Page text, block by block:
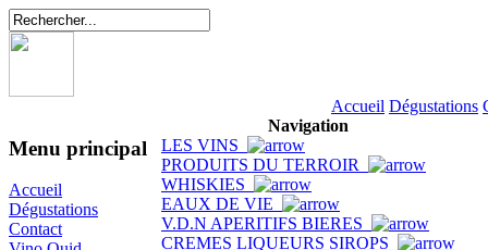
Accueil Dégustations
Menu principal
Accueil
Dégustations
Contact
Navigation
LES VINS
PRODUITS DU TERROIR
WHISKIES
EAUX DE VIE
V.D.N APERITIFS BIERES
CREMES LIQUEURS SIROPS